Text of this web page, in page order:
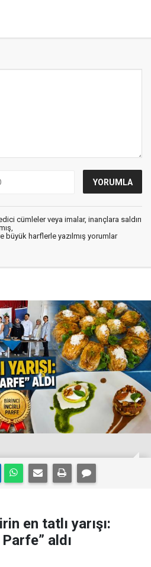
cümleler veya imalar, inançlara saldırı
büyük harflerle yazılmış yorumlar
en tatlı yarışı:
aldı